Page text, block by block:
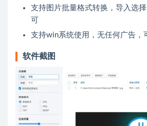
支持图片批量格式转换，导入选
可
支持win系统使用，无任何广告，
软件截图